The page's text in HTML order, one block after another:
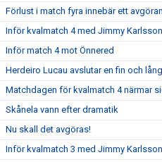
Förlust i match fyra innebär ett
Inför kvalmatch 4 med Jimmy Karlsson
Inför match 4 mot Önnered
Herdeiro Lucau avslutar en fin och
Matchdagen för kvalmatch 4 närmar
Skånela vann efter dramatik
Nu skall det avgöras!
Inför kvalmatch 3 med Jimmy Karlsson